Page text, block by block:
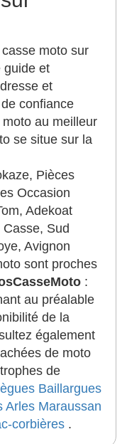
moto sur
guide et
et
confiance
au meilleur
se situe sur la
Pièces
Occasion
Adekoat
Sud
Avignon
sont proches
:
au préalable
de la
également
de moto
de
Baillargues
Arles Maraussan
corbières .